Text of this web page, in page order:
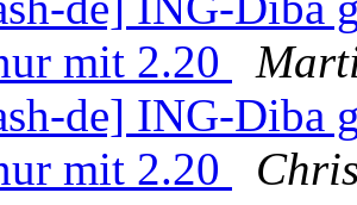
mit 2.20
de] ING-Diba
mit 2.20